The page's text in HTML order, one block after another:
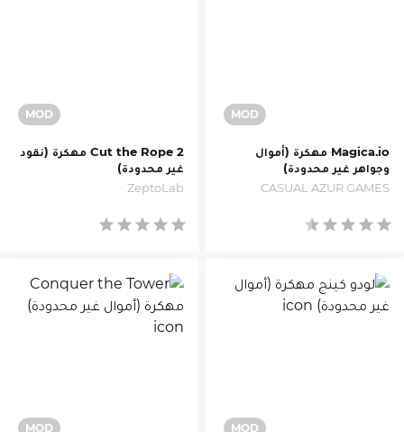
Magica.io مهكرة (أموال
وجواهر غير محدودة)
CASUAL AZUR GAMES
Cut the Rope 2 مهكرة (نقود
غير محدودة)
ZeptoLab